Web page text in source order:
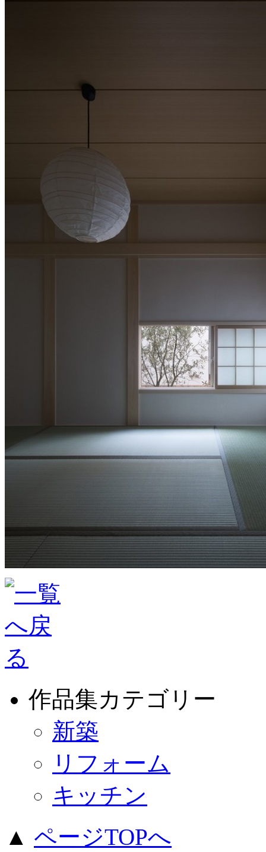
作品集カテゴリー
新築
リフォーム
キッチン
▲ ページTOPへ